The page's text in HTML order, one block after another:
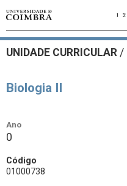
UNIDADE CURRICULAR /
Biologia II
Ano
0
Código
01000738